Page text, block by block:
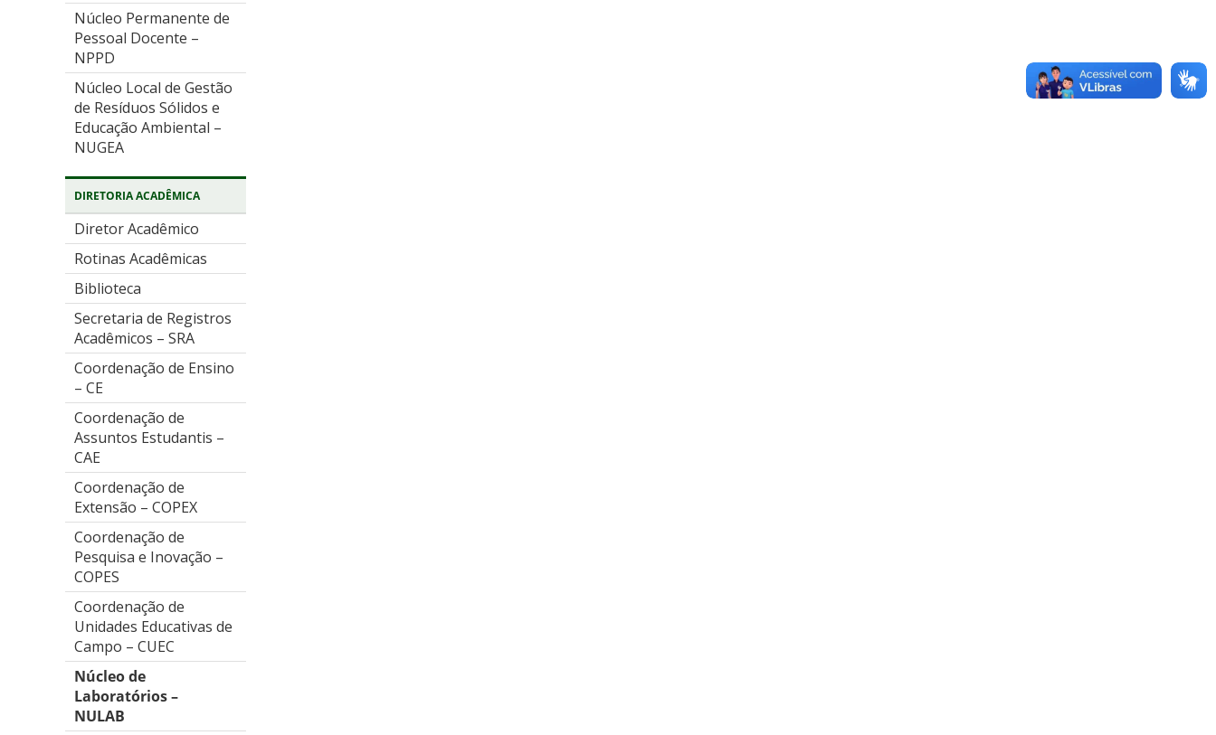
Núcleo Permanente de
Pessoal Docente –
NPPD
Núcleo Local de Gestão
de Resíduos Sólidos e
Educação Ambiental –
NUGEA
DIRETORIA ACADÊMICA
Diretor Acadêmico
Rotinas Acadêmicas
Biblioteca
Secretaria de Registros
Acadêmicos – SRA
Coordenação de Ensino
– CE
Coordenação de
Assuntos Estudantis –
CAE
Coordenação de
Extensão – COPEX
Coordenação de
Pesquisa e Inovação –
COPES
Coordenação de
Unidades Educativas de
Campo – CUEC
Núcleo de
Laboratórios –
NULAB